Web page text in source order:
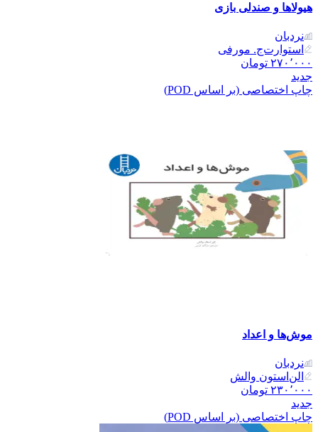
هیولاها و صندلی بازی
نردبان
استوارت‌ج. مورفی
۲۷۰٬۰۰۰ تومان
جدید
چاپ اختصاصی (بر اساس POD)
موش‌ها و اعداد
نردبان
الن‌استون والش
۲۳۰٬۰۰۰ تومان
جدید
چاپ اختصاصی (بر اساس POD)